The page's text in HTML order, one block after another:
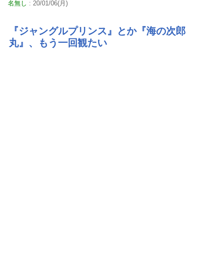
名無し : 20/01/06(月)
『ジャングルプリンス』とか『海の次郎
丸』、もう一回観たい